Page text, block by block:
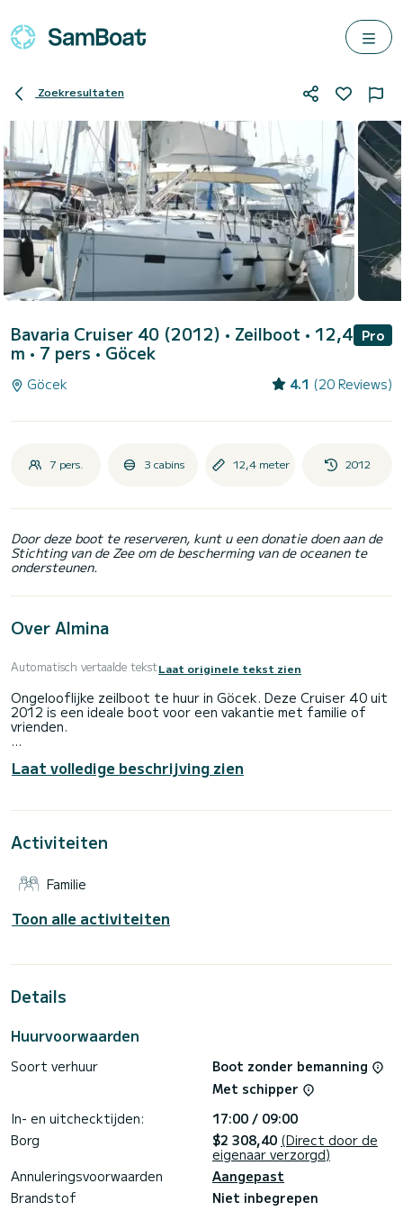
Zoekresultaten
Bavaria Cruiser 40 (2012) • Zeilboot • 12,4
m • 7 pers • Göcek
Pro
Göcek 4.1 (20 Reviews)
7 pers. 3 cabins 12,4 meter 2012
Door deze boot te reserveren, kunt u een donatie doen aan de
Stichting van de Zee om de bescherming van de oceanen te
ondersteunen.
Over Almina
Automatisch vertaalde tekstLaat originele tekst zien
Ongelooflijke zeilboot te huur in Göcek. Deze Cruiser 40 uit
2012 is een ideale boot voor een vakantie met familie of
vrienden.
capaciteit van 6 passagiers. Met een totale lengte van 12
meter en 28 pk, zal het uw beste vriend zijn bij het
van Göcek
Voor uw comfort heeft Almina 2 toiletten met een douche
een Rolgenua. Het heeft de volgende uitrusting:
Boekingsaanvragen en offertes worden rechtstreeks door
Laat volledige beschrijving zien
Activiteiten
Familie
Toon alle activiteiten
Details
Huurvoorwaarden
Soort verhuur
Boot zonder bemanning
Met schipper
In- en uitchecktijden:
17:00 / 09:00
Borg
$2 308,40 (Direct door de
eigenaar verzorgd)
Annuleringsvoorwaarden
Aangepast
Brandstof
Niet inbegrepen